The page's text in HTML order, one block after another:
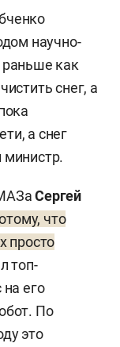
научно-
раньше как
снег, а
а снег
Сергей
что
просто
топ-
его
По
это